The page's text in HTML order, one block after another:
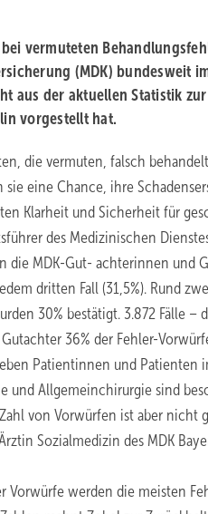
vermuteten
(MDK) bundesweit
aus der aktuellen Statistik
vorgestellt hat.
die vermuten, falsch
eine Chance, ihre
Klarheit und Sicherheit für
des Medizinischen
die MDK-Gut- achterinnen und
dritten Fall (31,5%). Rund
30% bestätigt. 3.872 Fälle
36% der Fehler-
Patientinnen und Patienten
und Allgemeinchirurgie sind
von Vorwürfen ist aber
Sozialmedizin des MDK
Vorwürfe werden die meisten